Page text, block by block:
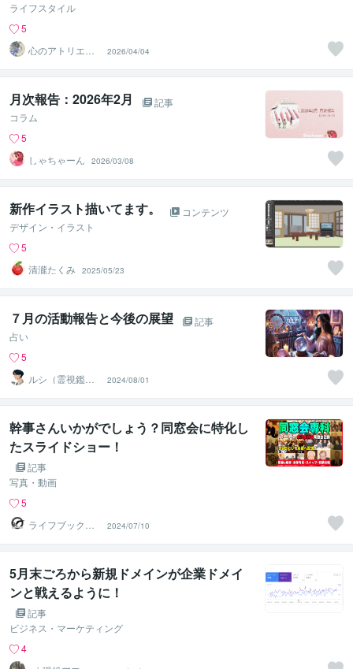
ライフスタイル
5
心のアトリエ～
心象画家：卯月
螢～
2026/04/04
月次報告：2026年2月
記事
コラム
5
しゃちゃーん
2026/03/08
新作イラスト描いてます。
コンテンツ
デザイン・イラスト
5
清瀧たくみ 2025/05/23
７月の活動報告と今後の展望
記事
占い
5
ルシ（霊視鑑定
士）
2024/08/01
幹事さんいかがでしょう？同窓会に特化し
たスライドショー！
記事
写真・動画
5
ライフブックク
リエイト
2024/07/10
5月末ごろから新規ドメインが企業ドメイ
ンと戦えるように！
記事
ビジネス・マーケティング
4